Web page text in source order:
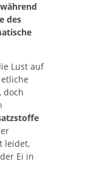
des
Lust auf
doch
leidet,
Ei in